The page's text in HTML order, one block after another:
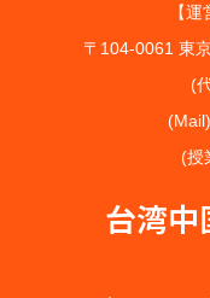
【
〒104-0061 東
(
(授
台湾